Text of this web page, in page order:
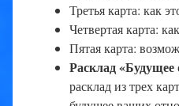
Третья карта: как
Четвертая карта:
Пятая карта:
Расклад
расклад из трех